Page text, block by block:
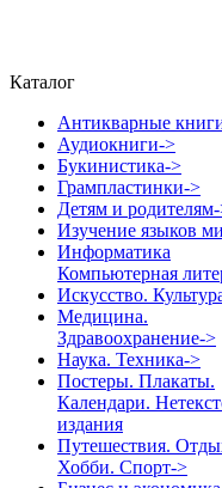
Каталог
Антикварные
Аудиокниги->
Букинистика->
Грампластинки->
Детям и
Изучение языков
Информатика
Компьютерная
Искусство.
Медицина.
Здравоохранение->
Наука. Техника->
Постеры. Плакаты.
Календари.
издания
Путешествия.
Хобби. Спорт->